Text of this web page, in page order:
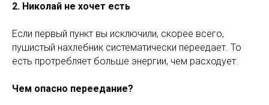
2. Николай не хочет есть
Если первый пункт вы исключили, скорее всего,
пушистый нахлебник систематически переедает. То
есть протребляет больше энергии, чем расходует.
Чем опасно переедание?